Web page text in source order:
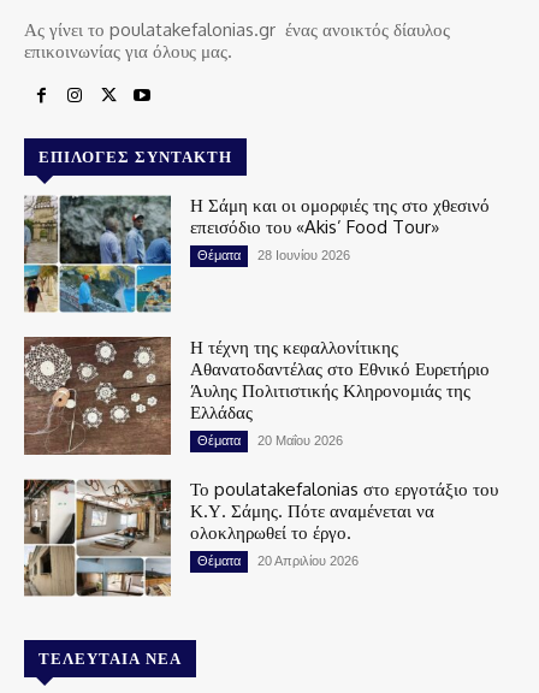
Ας γίνει το poulatakefalonias.gr ένας ανοικτός δίαυλος
επικοινωνίας για όλους μας.
ΕΠΙΛΟΓΈΣ ΣΥΝΤΆΚΤΗ
Η Σάμη και οι ομορφιές της στο χθεσινό
επεισόδιο του «Akis’ Food Tour»
Θέματα 28 Ιουνίου 2026
Η τέχνη της κεφαλλονίτικης
Αθανατοδαντέλας στο Εθνικό Ευρετήριο
Άυλης Πολιτιστικής Κληρονομιάς της
Ελλάδας
Θέματα 20 Μαΐου 2026
Το poulatakefalonias στο εργοτάξιο του
Κ.Υ. Σάμης. Πότε αναμένεται να
ολοκληρωθεί το έργο.
Θέματα 20 Απριλίου 2026
ΤΕΛΕΥΤΑΊΑ ΝΈΑ